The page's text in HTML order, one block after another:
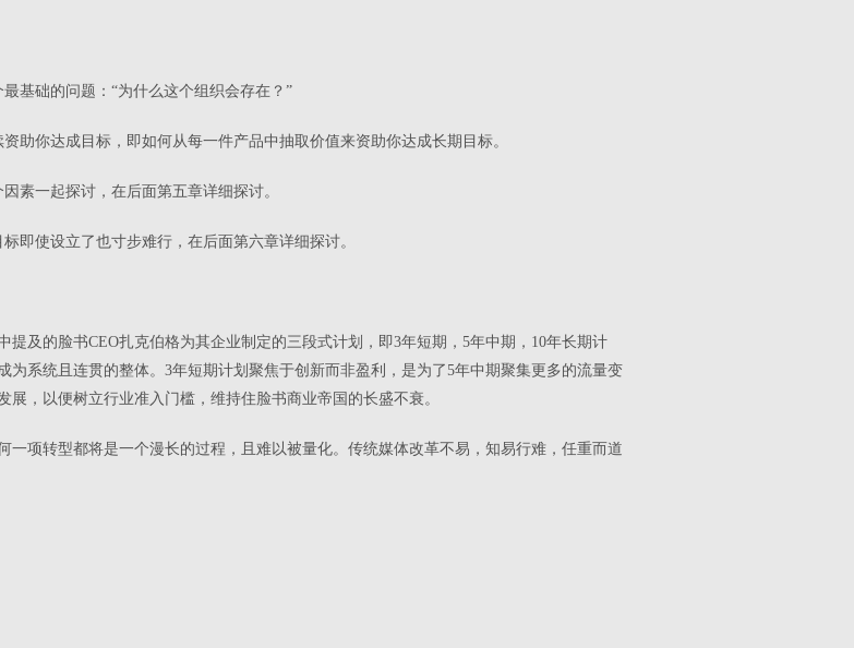
基础的问题：“为什么这个组织会存在？”
助你达成目标，即如何从每一件产品中抽取价值来资助你达成长期目标。
素一起探讨，在后面第五章详细探讨。
即使设立了也寸步难行，在后面第六章详细探讨。
及的脸书CEO扎克伯格为其企业制定的三段式计划，即3年短期，5年中期，10年长期计
系统且连贯的整体。3年短期计划聚焦于创新而非盈利，是为了5年中期聚集更多的流量变
，以便树立行业准入门槛，维持住脸书商业帝国的长盛不衰。
一项转型都将是一个漫长的过程，且难以被量化。传统媒体改革不易，知易行难，任重而道